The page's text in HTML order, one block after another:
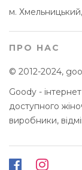
м. Хмельницький,
ПРО НАС
© 2012-2024,
Goody -
доступного
виробники,